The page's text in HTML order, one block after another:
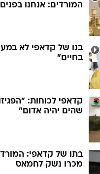
המורדים: אנחנו בפנים
בנו של קדאפי לא
בחיים"
קדאפי לכוחות:
שהים יהיה אדום"
בתו של קדאפי:
מכרו נשק לחמאס